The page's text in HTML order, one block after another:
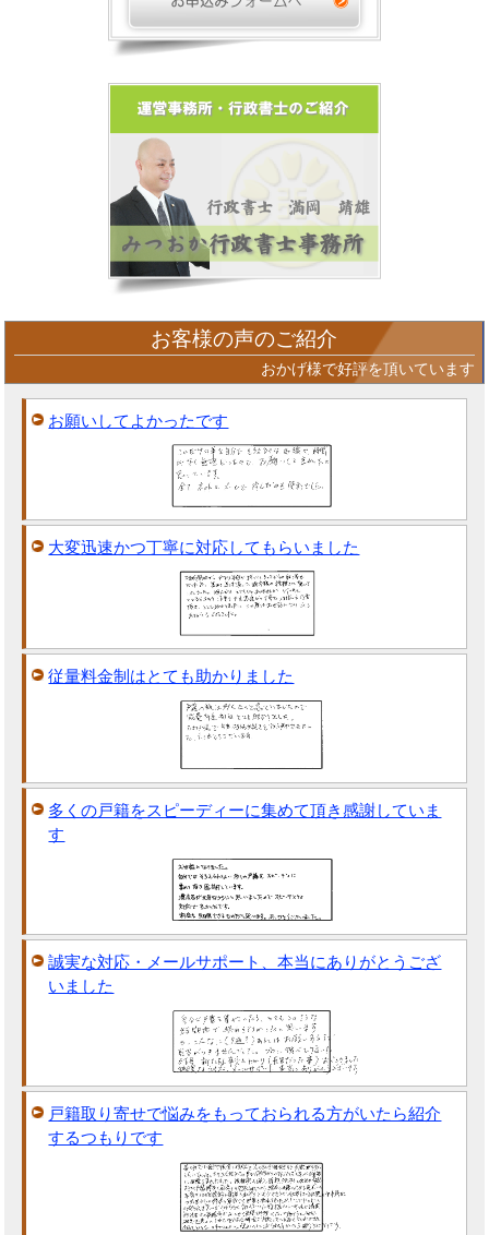
お客様の声のご紹介
おかげ様で好評を頂いています
お願いしてよかったです
大変迅速かつ丁寧に対応してもらいました
従量料金制はとても助かりました
多くの戸籍をスピーディーに集めて頂き感謝していま
す
誠実な対応・メールサポート、本当にありがとうござ
いました
戸籍取り寄せで悩みをもっておられる方がいたら紹介
するつもりです